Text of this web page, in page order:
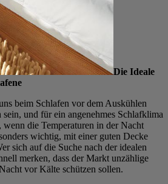
Die Ideale
beim Schlafen vor dem Auskühlen
und für ein angenehmes Schlafklima
wenn die Temperaturen in der Nacht
wichtig, mit einer guten Decke
sich auf die Suche nach der idealen
merken, dass der Markt unzählige
vor Kälte schützen sollen.